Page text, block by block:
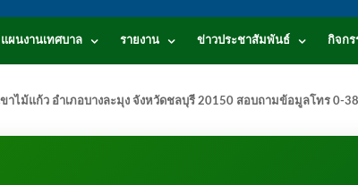
แผนงานเทศบาล รายงาน ข่าวประชาสัมพันธ์ กิจกร
าไม้แก้ว อำเภอบางละมุง จังหวัดชลบุรี 20150 สอบถามข้อมูลโทร 0-